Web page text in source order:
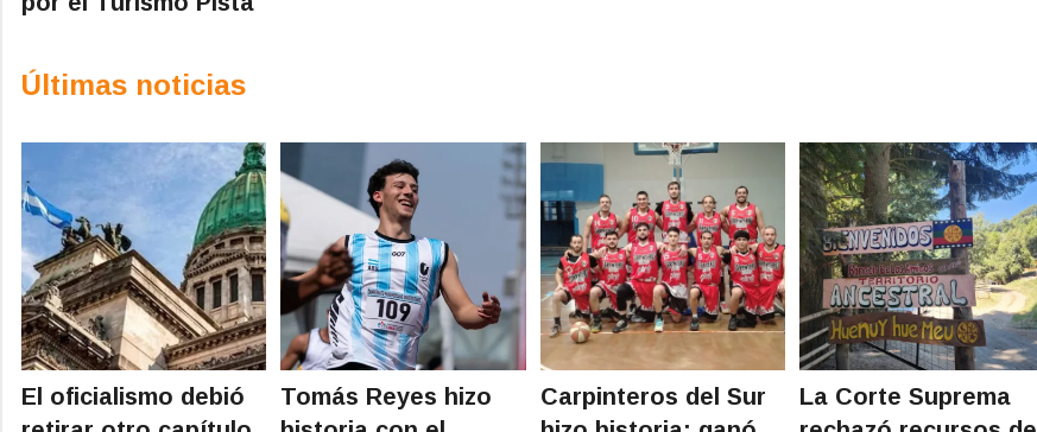
Últimas noticias
El oficialismo debió
Tomás Reyes hizo
Carpinteros del Sur
La Corte Suprema